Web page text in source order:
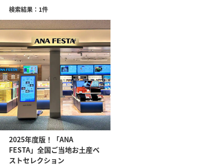
検索結果：1件
2025年度版！「ANA
FESTA」全国ご当地お土産ベ
ストセレクション